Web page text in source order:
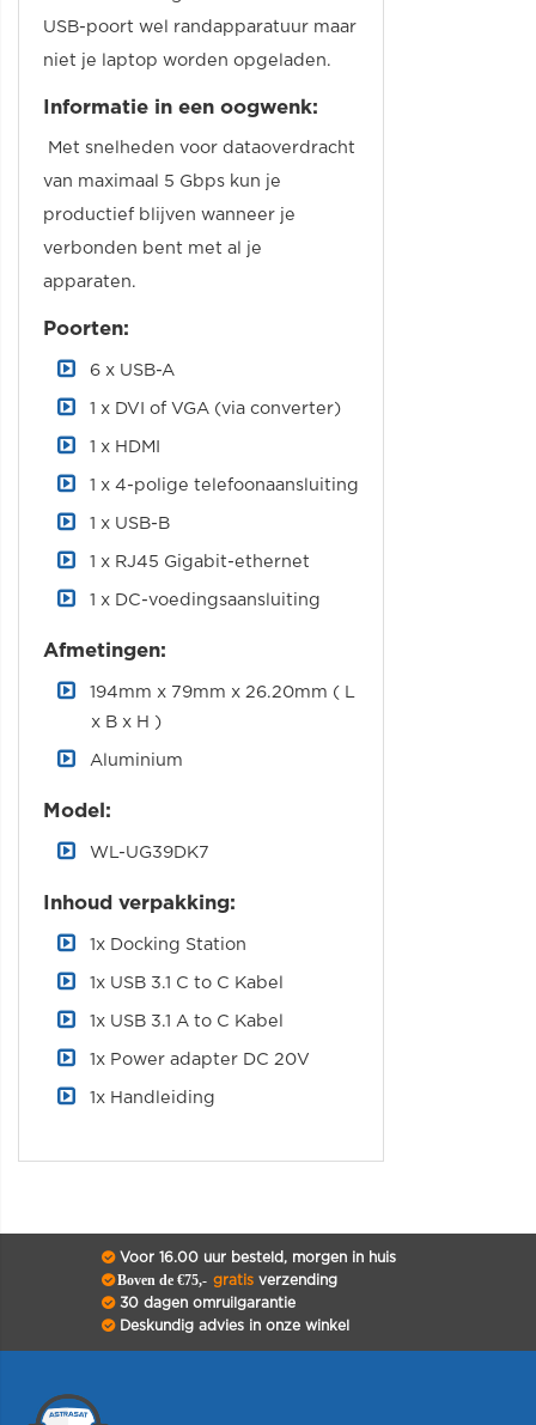
USB-poort wel randapparatuur maar
niet je laptop worden opgeladen.
Informatie in een oogwenk:
Met snelheden voor dataoverdracht
van maximaal 5 Gbps kun je
productief blijven wanneer je
verbonden bent met al je
apparaten.
Poorten:
6 x USB-A
1 x DVI of VGA (via converter)
1 x HDMI
1 x 4-polige telefoonaansluiting
1 x USB-B
1 x RJ45 Gigabit-ethernet
1 x DC-voedingsaansluiting
Afmetingen:
194mm x 79mm x 26.20mm ( L
x B x H )
Aluminium
Model:
WL-UG39DK7
Inhoud verpakking:
1x Docking Station
1x USB 3.1 C to C Kabel
1x USB 3.1 A to C Kabel
1x Power adapter DC 20V
1x Handleiding
Voor 16.00 uur besteld, morgen in huis
Boven de €75,- gratisverzending
30 dagen omruilgarantie
Deskundig advies in onze winkel